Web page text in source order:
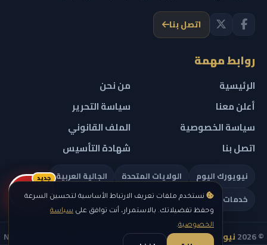
نستخدم ملفات تعريف الارتباط الأساسية لتحسين السرعة
وحفظ تفضيلاتك. بالاستمرار، أنت توافق على سياسة
الخصوصية.
اتصل بنا
روابط مهمة
الرئيسية
من نحن
أعلن معنا
سياسة التحرير
سياسة الخصوصية
الملف القانوني
اتصل بنا
شهادة التأسيس
نيويورك اليوم الولايات المتحدة
الجالية العربية
خدمات تهمك
© 2026 نيويورك نيوز
— جميع الحقوق محفوظة — NEW YORK NEWS
ريلز
جديد